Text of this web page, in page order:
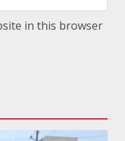
in this browser